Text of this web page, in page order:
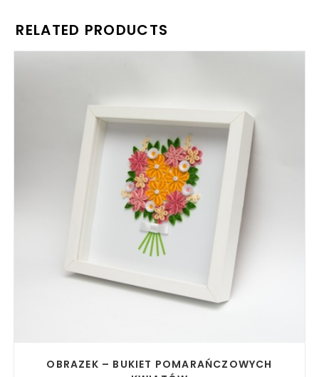
RELATED PRODUCTS
OBRAZEK – BUKIET POMARAŃCZOWYCH